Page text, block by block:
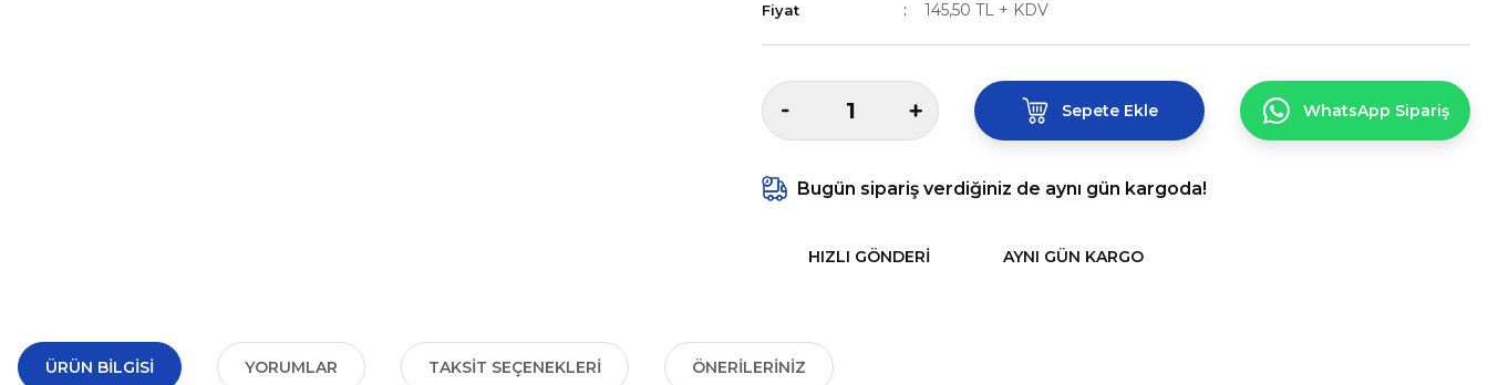
Fiyat 145,50 TL + KDV
Sepete Ekle WhatsApp Sipariş
Bugün sipariş verdiğiniz de aynı gün kargoda!
HIZLI GÖNDERI AYNI GÜN KARGO
ÜRÜN BILGISI YORUMLAR TAKSIT SEÇENEKLERI ÖNERILERINIZ